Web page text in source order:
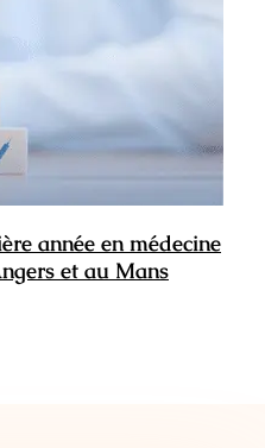
année en médecine
et au Mans